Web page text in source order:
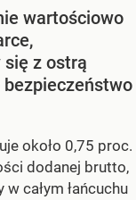
wartościowo
z ostrą
około 0,75 proc.
dodanej brutto,
całym łańcuchu